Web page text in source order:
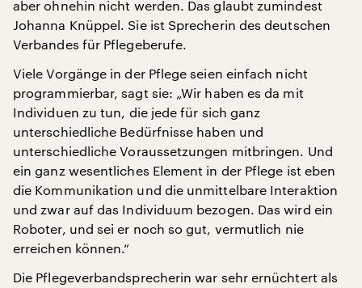
aber ohnehin nicht werden. Das glaubt zumindest
Johanna Knüppel. Sie ist Sprecherin des deutschen
Verbandes für Pflegeberufe.
Viele Vorgänge in der Pflege seien einfach nicht
programmierbar, sagt sie: „Wir haben es da mit
Individuen zu tun, die jede für sich ganz
unterschiedliche Bedürfnisse haben und
unterschiedliche Voraussetzungen mitbringen. Und
ein ganz wesentliches Element in der Pflege ist eben
die Kommunikation und die unmittelbare Interaktion
und zwar auf das Individuum bezogen. Das wird ein
Roboter, und sei er noch so gut, vermutlich nie
erreichen können.“
Die Pflegeverbandsprecherin war sehr ernüchtert als